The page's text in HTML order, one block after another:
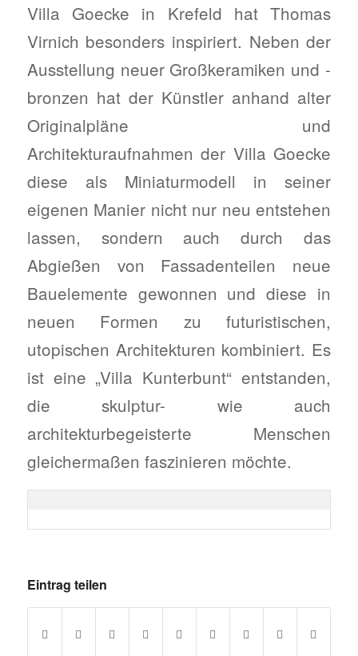
Villa Goecke in Krefeld hat Thomas
Virnich besonders inspiriert. Neben der
Ausstellung neuer Großkeramiken und -
bronzen hat der Künstler anhand alter
Originalpläne und
Architekturaufnahmen der Villa Goecke
diese als Miniaturmodell in seiner
eigenen Manier nicht nur neu entstehen
lassen, sondern auch durch das
Abgießen von Fassadenteilen neue
Bauelemente gewonnen und diese in
neuen Formen zu futuristischen,
utopischen Architekturen kombiniert. Es
ist eine „Villa Kunterbunt“ entstanden,
die skulptur- wie auch
architekturbegeisterte Menschen
gleichermaßen faszinieren möchte.
Eintrag teilen